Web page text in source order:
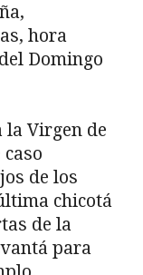
hora
Domingo
la Virgen de
de los
chicotá
de la
para